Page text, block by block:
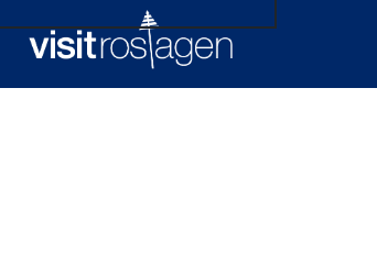
Hem Upptäck Roslagen